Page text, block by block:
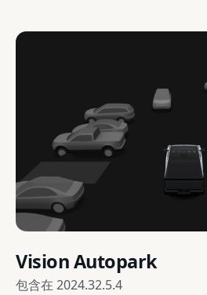
Vision Autopark
包含在 2024.32.5.4